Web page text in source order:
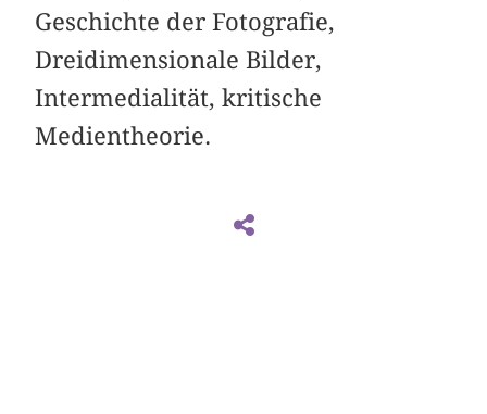
Geschichte der Fotografie,
Dreidimensionale Bilder,
Intermedialität, kritische
Medientheorie.